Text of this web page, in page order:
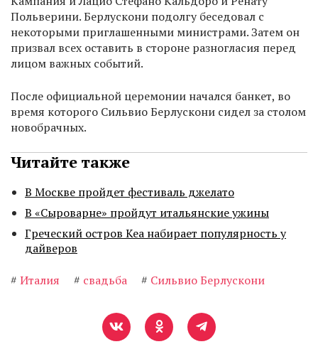
Польверини. Берлускони подолгу беседовал с
некоторыми приглашенными министрами. Затем он
призвал всех оставить в стороне разногласия перед
лицом важных событий.
После официальной церемонии начался банкет, во
время которого Сильвио Берлускони сидел за столом
новобрачных.
Читайте также
В Москве пройдет фестиваль джелато
В «Сыроварне» пройдут итальянские ужины
Греческий остров Кеа набирает популярность у
дайверов
# Италия # свадьба # Сильвио Берлускони